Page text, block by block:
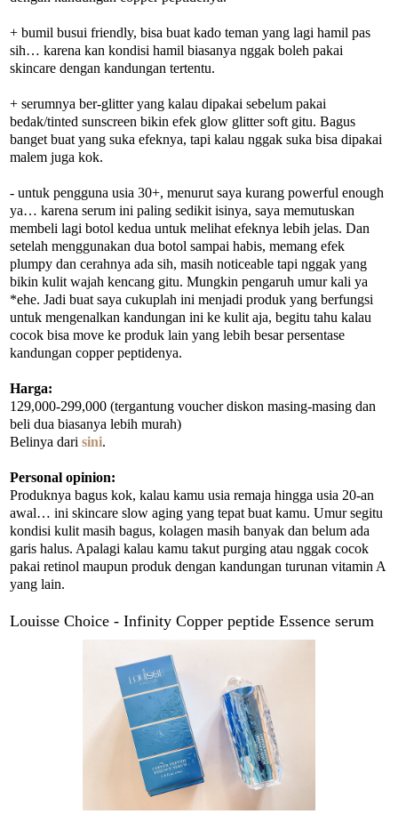
+ bumil busui friendly, bisa buat kado teman yang lagi hamil pas
sih… karena kan kondisi hamil biasanya nggak boleh pakai
skincare dengan kandungan tertentu.
+ serumnya ber-glitter yang kalau dipakai sebelum pakai
bedak/tinted sunscreen bikin efek glow glitter soft gitu. Bagus
banget buat yang suka efeknya, tapi kalau nggak suka bisa dipakai
malem juga kok.
- untuk pengguna usia 30+, menurut saya kurang powerful enough
ya… karena serum ini paling sedikit isinya, saya memutuskan
membeli lagi botol kedua untuk melihat efeknya lebih jelas. Dan
setelah menggunakan dua botol sampai habis, memang efek
plumpy dan cerahnya ada sih, masih noticeable tapi nggak yang
bikin kulit wajah kencang gitu. Mungkin pengaruh umur kali ya
*ehe. Jadi buat saya cukuplah ini menjadi produk yang berfungsi
untuk mengenalkan kandungan ini ke kulit aja, begitu tahu kalau
cocok bisa move ke produk lain yang lebih besar persentase
kandungan copper peptidenya.
Harga:
129,000-299,000 (tergantung voucher diskon masing-masing dan
beli dua biasanya lebih murah)
Belinya dari sini.
Personal opinion:
Produknya bagus kok, kalau kamu usia remaja hingga usia 20-an
awal… ini skincare slow aging yang tepat buat kamu. Umur segitu
kondisi kulit masih bagus, kolagen masih banyak dan belum ada
garis halus. Apalagi kalau kamu takut purging atau nggak cocok
pakai retinol maupun produk dengan kandungan turunan vitamin A
yang lain.
Louisse Choice - Infinity Copper peptide Essence serum